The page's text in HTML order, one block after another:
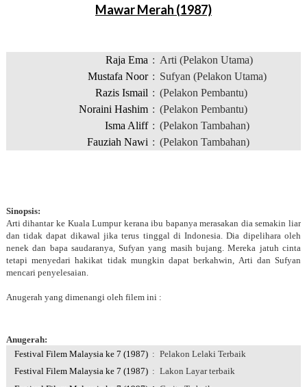
Mawar Merah (1987)
Raja Ema : Arti (Pelakon Utama)
Mustafa Noor : Sufyan (Pelakon Utama)
Razis Ismail : (Pelakon Pembantu)
Noraini Hashim : (Pelakon Pembantu)
Isma Aliff : (Pelakon Tambahan)
Fauziah Nawi : (Pelakon Tambahan)
Sinopsis:
Arti dihantar ke Kuala Lumpur kerana ibu bapanya merasakan dia semakin liar
dan tidak dapat dikawal jika terus tinggal di Indonesia. Dia dipelihara oleh
nenek dan bapa saudaranya, Sufyan yang masih bujang. Mereka jatuh cinta
tetapi menyedari hakikat tidak mungkin dapat berkahwin, Arti dan Sufyan
mencari penyelesaian.
Anugerah yang dimenangi oleh filem ini :
Anugerah:
Festival Filem Malaysia ke 7 (1987) : Pelakon Lelaki Terbaik
Festival Filem Malaysia ke 7 (1987) : Lakon Layar terbaik